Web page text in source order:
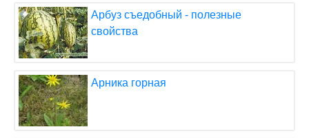
Арбуз съедобный - полезные
свойства
Арника горная